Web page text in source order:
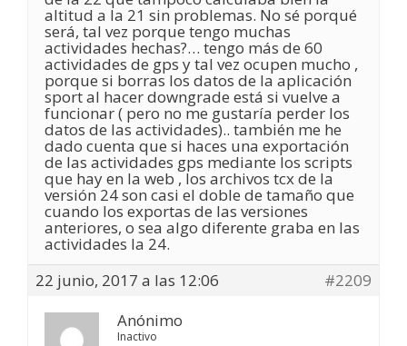
altitud a la 21 sin problemas. No sé porqué
será, tal vez porque tengo muchas
actividades hechas?… tengo más de 60
actividades de gps y tal vez ocupen mucho ,
porque si borras los datos de la aplicación
sport al hacer downgrade está si vuelve a
funcionar ( pero no me gustaría perder los
datos de las actividades).. también me he
dado cuenta que si haces una exportación
de las actividades gps mediante los scripts
que hay en la web , los archivos tcx de la
versión 24 son casi el doble de tamaño que
cuando los exportas de las versiones
anteriores, o sea algo diferente graba en las
actividades la 24.
22 junio, 2017 a las 12:06
#2209
Anónimo
Inactivo